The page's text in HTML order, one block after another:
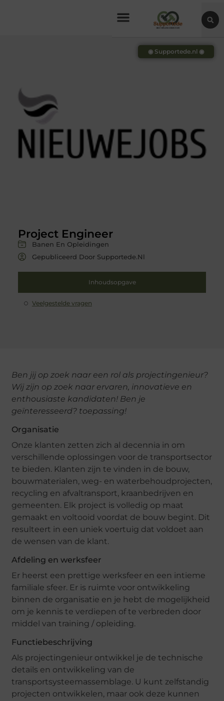
Project Engineer
Banen En Opleidingen
Gepubliceerd Door Supportede.nl
Inhoudsopgave
Veelgestelde vragen
◉ Supportede.nl ◉
Ben jij op zoek naar een rol als projectingenieur?
Wij zijn op zoek naar ervaren, innovatieve en
enthousiaste kandidaten! Ben je
geïnteresseerd? toepassing!
Organisatie
Onze klanten zetten zich al decennia in om
verschillende oplossingen voor de transportsector
te bieden. Klanten zijn te vinden in de bouw,
bouwmaterialen, weg- en waterbehoudprojecten,
recycling en afvaltransport, kraanbedrijven en
gemeenten. Elk project is volledig op maat
gemaakt en voltooid voordat de bouw begint. Dit
resulteert in een uniek voertuig dat voldoet aan
de wensen van de klant.
Afdeling en werksfeer
Er heerst een prettige werksfeer en een intieme
familiale sfeer. Er is ruimte voor ontwikkeling
binnen de organisatie en je hebt de mogelijkheid
om je kennis te verdiepen of te verbreden door
middel van training / opleiding.
Functiebeschrijving
Als projectingenieur ontwikkel je de technische
details en ontwikkeling van de
transportsysteemassemblage. U kunt zelfstandig
projecten ontwikkelen, maar ook deze kunnen